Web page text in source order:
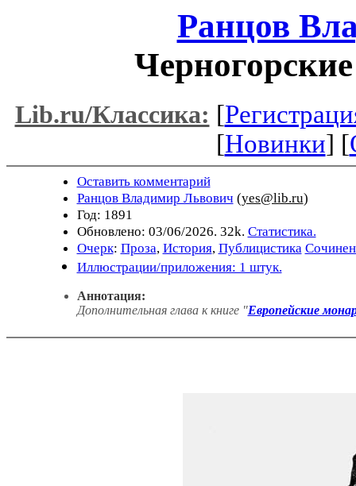
Ранцов
Lib.ru/Классика: [
[Новинки] [
Оставить комментарий
Ранцов Владимир Львович (yes@lib.ru)
Год: 1891
Обновлено: 03/06/2026. 32k. Статистика.
Очерк: Проза, История, Публицистика
Иллюстрации/приложения: 1 штук.
Аннотация:
Дополнительная глава к книге "Европейские